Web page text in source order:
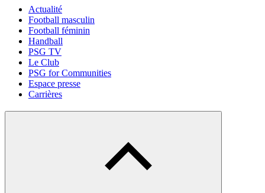
Actualité
Football masculin
Football féminin
Handball
PSG TV
Le Club
PSG for Communities
Espace presse
Carrières